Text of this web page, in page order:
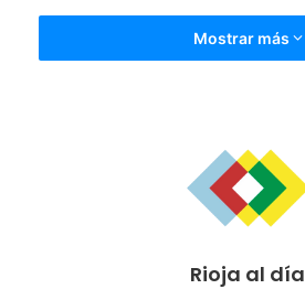
Mostrar más
Rioja al día